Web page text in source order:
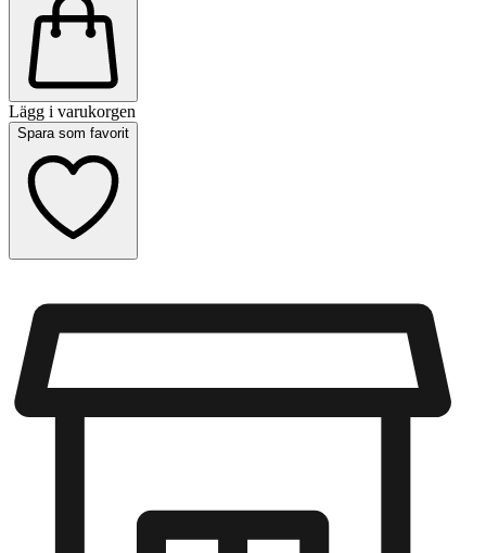
Lägg i varukorgen
Spara som favorit